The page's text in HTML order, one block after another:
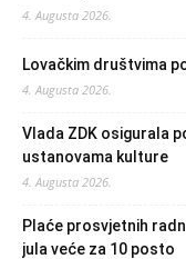
4. Augusta 2026.
Lovačkim društvima
4. Augusta 2026.
Vlada ZDK osigurala
ustanovama kulture
4. Augusta 2026.
Plaće prosvjetnih
jula veće za 10 posto